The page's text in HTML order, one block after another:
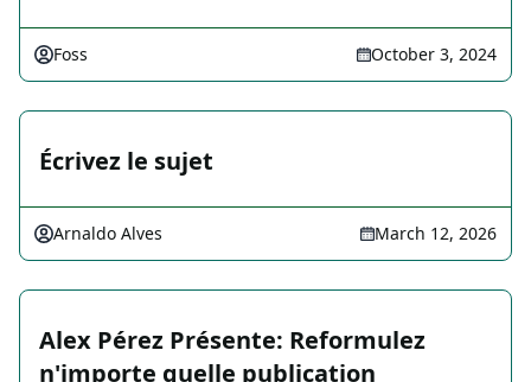
Foss October 3, 2024
Écrivez le sujet
Arnaldo Alves March 12, 2026
Alex Pérez Présente: Reformulez
n'importe quelle publication